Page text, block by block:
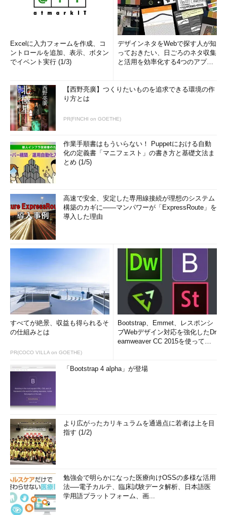
Excelに入力フォームを作成、コ
ントロールを追加、表示、ボタン
でイベント実行 (1/3)
デザインネタをWebで探す人が知
っておきたい、日ごろのネタ収集
と活用を効率化する4つのアプリ
【西野亮廣】つくりたいものを追求できる環境の作
り方とは
PR(FINCHI on GOETHE)
作業手順書はもういらない！ Puppetにおける自動
化の定義書「マニフェスト」の書き方と基礎文法ま
とめ (1/5)
高速で安全、安定した専用線接続が理想のシステム
構築のカギに――マンパワーが「ExpressRoute」を
導入した理由
すべてが絶景、収益も得られるそ
の仕組みとは
PR(COCO VILLA on GOETHE)
Bootstrap、Emmet、レスポンシ
ブWebデザイン対応を強化したDr
eamweaver CC 2015を使って
「Bootstrap 4 alpha」が登場
より広がったカリキュラムを通過点に若者は上を目
指す (1/2)
勉強会で明らかになった医療向けOSSの多様な活用
法──電子カルテ、臨床試験データ解析、日本語医
学用語プラットフォーム、画...